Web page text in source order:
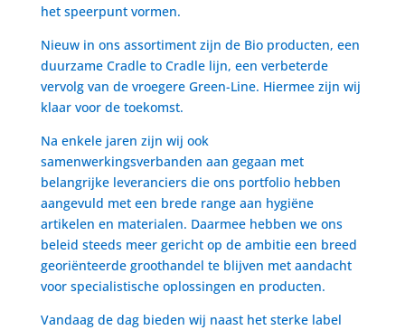
het speerpunt vormen.
Nieuw in ons assortiment zijn de Bio producten, een
duurzame Cradle to Cradle lijn, een verbeterde
vervolg van de vroegere Green-Line. Hiermee zijn wij
klaar voor de toekomst.
Na enkele jaren zijn wij ook
samenwerkingsverbanden aan gegaan met
belangrijke leveranciers die ons portfolio hebben
aangevuld met een brede range aan hygiëne
artikelen en materialen. Daarmee hebben we ons
beleid steeds meer gericht op de ambitie een breed
georiënteerde groothandel te blijven met aandacht
voor specialistische oplossingen en producten.
Vandaag de dag bieden wij naast het sterke label